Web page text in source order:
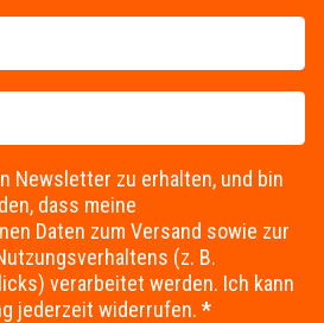
Newsletter zu erhalten, und bin
dass meine
Daten zum Versand sowie zur
(z. B.
verarbeitet werden. Ich kann
jederzeit widerrufen.